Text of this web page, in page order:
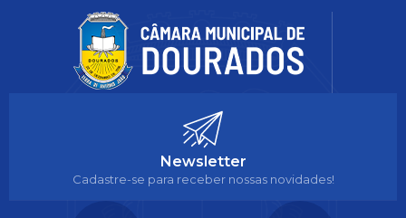
Newsletter
Cadastre-se para receber nossas novidades!